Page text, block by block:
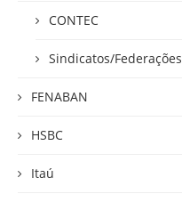
CONTEC
Sindicatos/Federações
FENABAN
HSBC
Itaú